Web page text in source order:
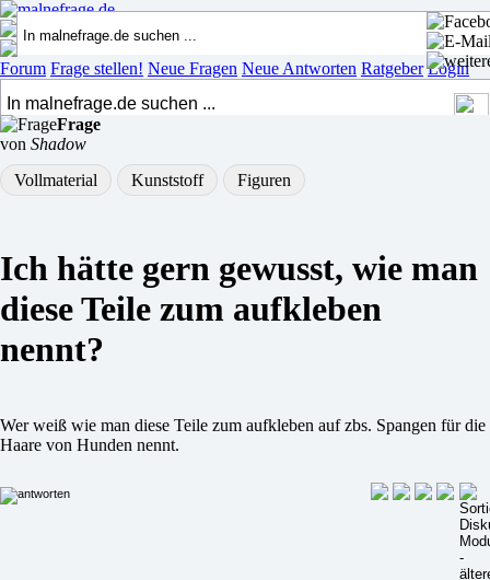
Forum Frage stellen! Neue Fragen Neue Antworten Ratgeber Login
Frage
von Shadow
Vollmaterial
Kunststoff Figuren
Ich hätte gern gewusst, wie man
diese Teile zum aufkleben
nennt?
Wer weiß wie man diese Teile zum aufkleben auf zbs. Spangen für die
Haare von Hunden nennt.